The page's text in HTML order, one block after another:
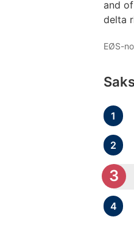
and
delta
EØS-